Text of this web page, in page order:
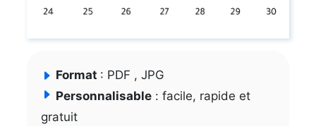
Format : PDF , JPG
Personnalisable : facile, rapide et
gratuit